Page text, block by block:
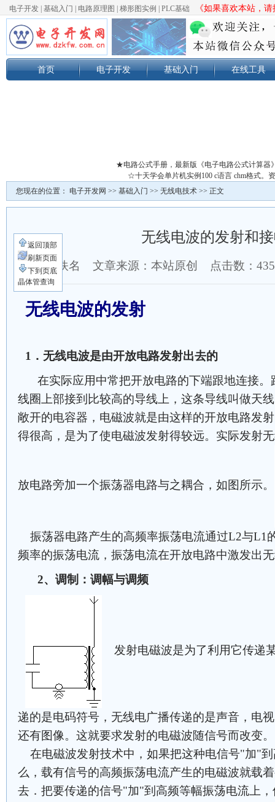
电子开发 基础入门 电路原理图 梯形图实例 PLC基础 《如果喜欢本站，
首页 电子开发 基础入门 在线工具
★电路公式手册，最新版《电子电路公式计算器
☆十天学会单片机实例100 c语言 chm格式。
您现在的位置： 电子开发网 >> 基础入门 >> 无线电技术 >> 正文
无线电波的发射和
作者：佚名 文章来源：本站原创 点击数：
无线电波的发射
1．无线电波是由开放电路发射出去的
在实际应用中常把开放电路的下端跟地连接。
线圈上部接到比较高的导线上，这条导线叫做天
敞开的电容器，电磁波就是由这样的开放电路发
得很高，是为了使电磁波发射得较远。实际发射
放电路旁加一个振荡器电路与之耦合，如图所示。
振荡器电路产生的高频率振荡电流通过L2与L1
频率的振荡电流，振荡电流在开放电路中激发出
2、调制：调幅与调频
发射电磁波是为了利用它传递
递的是电码符号，无线电广播传递的是声音，电
还有图像。这就要求发射的电磁波随信号而改变。
在电磁波发射技术中，如果把这种电信号"加"
么，载有信号的高频振荡电流产生的电磁波就载
去．把要传递的信号"加"到高频等幅振荡电流上
返回顶部
刷新页面
下到页底
晶体管查询